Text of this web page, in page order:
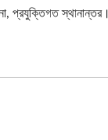
প্রযুক্তিগত স্থানান্তর।